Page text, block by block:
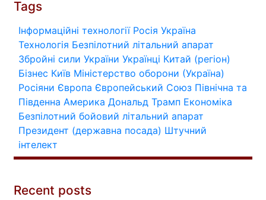
Tags
Інформаційні технології Росія Україна
Технологія Безпілотний літальний апарат
Збройні сили України Українці Китай (регіон)
Бізнес Київ Міністерство оборони (Україна)
Росіяни Європа Європейський Союз Північна та
Південна Америка Дональд Трамп Економіка
Безпілотний бойовий літальний апарат
Президент (державна посада) Штучний
інтелект
Recent posts